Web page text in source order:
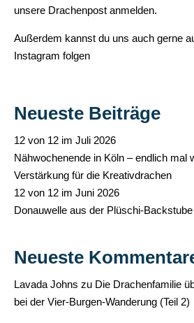
unsere Drachenpost anmelden.
Außerdem kannst du uns auch gerne
Instagram folgen
Neueste Beiträge
12 von 12 im Juli 2026
Nähwochenende in Köln – endlich mal
Verstärkung für die Kreativdrachen
12 von 12 im Juni 2026
Donauwelle aus der Plüschi-Backstube
Neueste
Lavada Johns zu Die Drachenfamilie
bei der Vier-Burgen-Wanderung (Teil 2)